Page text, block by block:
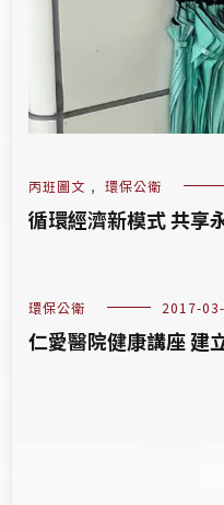
丙班圖文 , 環保公衛
循環經濟新模式 共享
環保公衛 2017-
仁愛醫院健康講座 建